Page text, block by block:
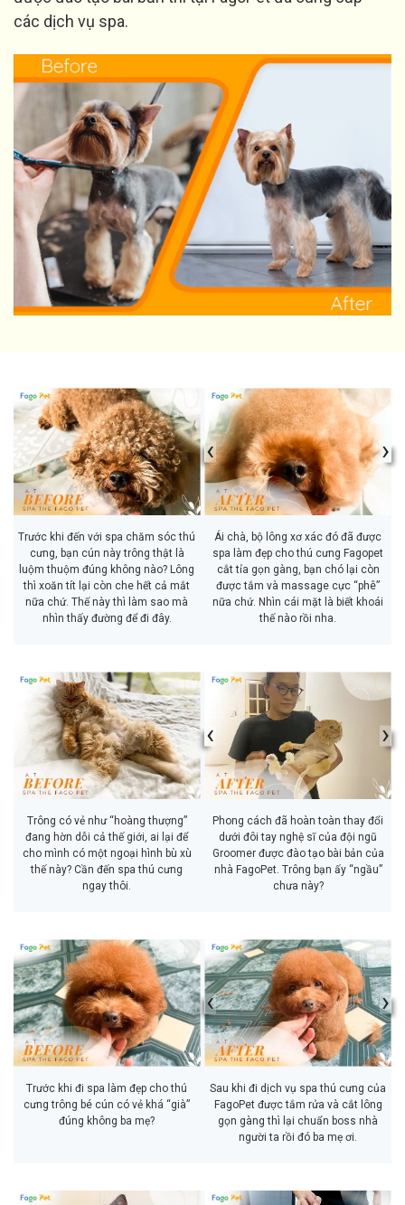
các dịch vụ spa.
Trước khi đến với spa chăm sóc thú
cưng, bạn cún này trông thật là
luộm thuộm đúng không nào? Lông
thì xoăn tít lại còn che hết cả mắt
nữa chứ. Thế này thì làm sao mà
nhìn thấy đường để đi đây.
‹ ›
Ái chà, bộ lông xơ xác đó đã được
spa làm đẹp cho thú cưng Fagopet
cắt tỉa gọn gàng, bạn chó lại còn
được tắm và massage cực “phê”
nữa chứ. Nhìn cái mặt là biết khoái
thế nào rồi nha.
Trông có vẻ như “hoàng thượng”
đang hờn dỗi cả thế giới, ai lại để
cho mình có một ngoại hình bù xù
thế này? Cần đến spa thú cưng
ngay thôi.
‹ ›
Phong cách đã hoàn toàn thay đổi
dưới đôi tay nghệ sĩ của đội ngũ
Groomer được đào tạo bài bản của
nhà FagoPet. Trông bạn ấy “ngầu”
chưa này?
Trước khi đi spa làm đẹp cho thú
cưng trông bé cún có vẻ khá “già”
đúng không ba mẹ?
‹ ›
Sau khi đi dịch vụ spa thú cưng của
FagoPet được tắm rửa và cắt lông
gọn gàng thì lại chuẩn boss nhà
người ta rồi đó ba mẹ ơi.